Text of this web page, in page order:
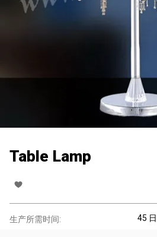
Table Lamp
生产所需时间: 45 日